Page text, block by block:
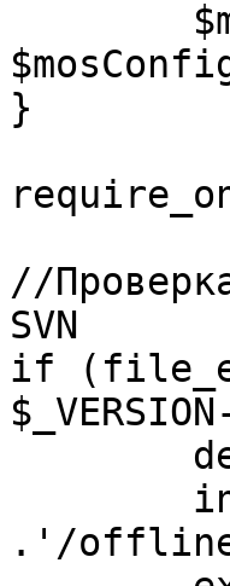
}
//
SVN
if
.'/